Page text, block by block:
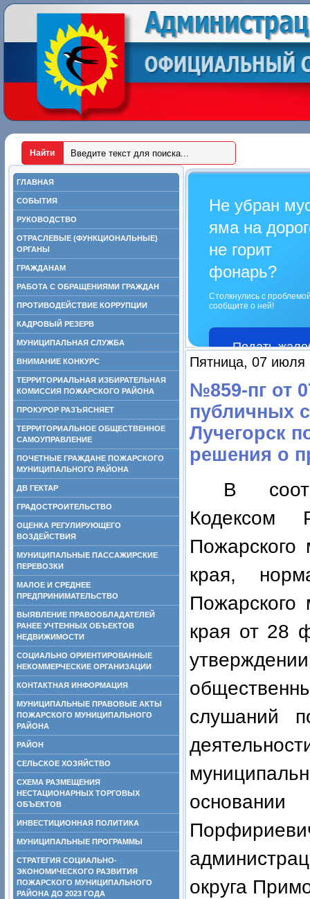
ГЛАВНАЯ
СОБЫТИЯ
РУКОВОДСТВО
ОТРАСЛЕВЫЕ (ФУНКЦИОНАЛЬНЫЕ)
ОРГАНЫ
ГРАЖДАНАМ
РАБОТА С ОБРАЩЕНИЯМИ ГРАЖДАН
ПРОТИВОДЕЙСТВИЕ КОРРУПЦИИ
КАДРОВЫЙ РЕЗЕРВ
МУНИЦИПАЛЬНАЯ СЛУЖБА
ВНИМАНИЕ КОНКУРС
ТЕРРИТОРИАЛЬНАЯ ИЗБИРАТЕЛЬНАЯ
КОМИССИЯ ПОЖАРСКОГО РАЙОНА
ПРОКУРОР РАЗЪЯСНЯЕТ
ТЕРРИТОРИАЛЬНОЕ ОБЩЕСТВЕННОЕ
САМОУПРАВЛЕНИЕ
ПОЧЕТНЫЕ ГРАЖДАНЕ ПОЖАРСКОГО
МУНИЦИПАЛЬНОГО РАЙОНА
ДВ ГЕКТАР
ГРАДОСТРОИТЕЛЬСТВО
ОЦЕНКА РЕГУЛИРУЮЩЕГО
ВОЗДЕЙСТВИЯ
МУНИЦИПАЛЬНЫЕ ПАССАЖИРСКИЕ
ПЕРЕВОЗКИ
МАЛОЕ И СРЕДНЕЕ
ПРЕДПРИНИМАТЕЛЬСТВО
ВЫЯВЛЕНИЕ ПРАВООБЛАДАТЕЛЕЙ
РАНЕЕ УЧТЕННЫХ ОБЪЕКТОВ
НЕДВИЖИМОСТИ
СОЦИАЛЬНО ОРИЕНТИРОВАННЫЕ
НЕКОММЕРЧЕСКИЕ ОРГАНИЗАЦИИ
КОНТАКТНАЯ ИНФОРМАЦИЯ
МУНИЦИПАЛЬНЫЕ ПРАВОВЫЕ АКТЫ
ПОЖАРСКОГО МУНИЦИПАЛЬНОГО
РАЙОНА
РАЙОН
СЕЛЬСКОЕ ХОЗЯЙСТВО
СХЕМА РАЗМЕЩЕНИЯ
НЕСТАЦИОНАРНЫХ ТОРГОВЫХ
ОБЪЕКТОВ
ИНВЕСТИЦИОННАЯ ПОЛИТИКА
МУНИЦИПАЛЬНЫЕ ПРОГРАММЫ
СТРАТЕГИЯ СОЦИАЛЬНО-
ЭКОНОМИЧЕСКОГО РАЗВИТИЯ
ПОЖАРСКОГО МУНИЦИПАЛЬНОГО
РАЙОНА ДО 2023 ГОДА
Не убран
яма на
не горит
фонарь?
Столкнулись с
сообщите о ней!
Подать
Пятница, 07 июля
№859-пг от
публичных
Лучегорск
решения о
В
Кодексом
Пожарского
края,
Пожарского
края от 28
слушаний
округа